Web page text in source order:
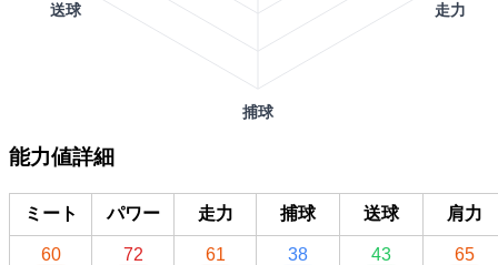
能力値詳細
ミート パワー 走力 捕球 送球 肩力
60 72 61 38 43 65